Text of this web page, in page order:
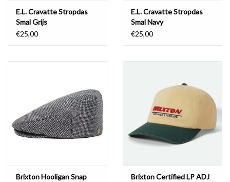
E.L. Cravatte Stropdas
Smal Grijs
€25,00
E.L. Cravatte Stropdas
Smal Navy
€25,00
Brixton Hooligan Snap
Brixton Certified LP ADJ